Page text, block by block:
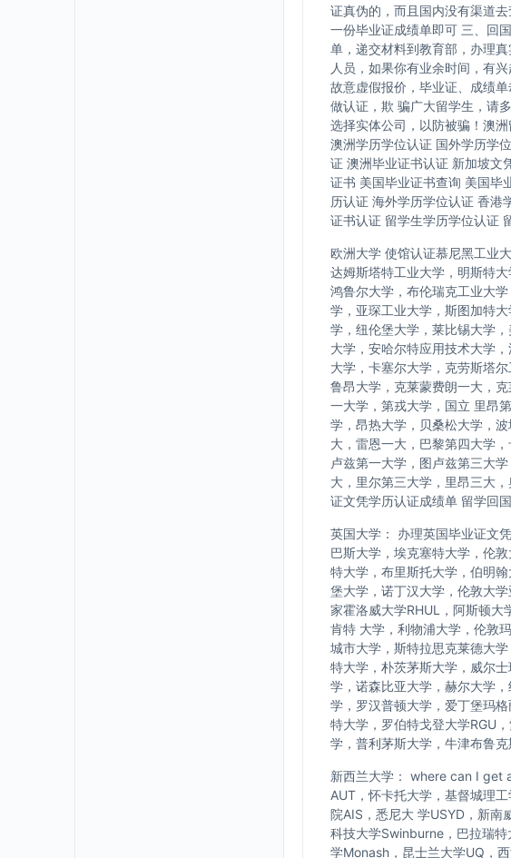
证真伪的，而且国内没有渠道
一份毕业证成绩单即可 三、回
单，递交材料到教育部，办理
人员，如果你有业余时间，有
故意虚假报价，毕业证、成绩
做认证，欺 骗广大留学生，请
选择实体公司，以防被骗！澳
澳洲学历学位认证 国外学历学
证 澳洲毕业证书认证 新加坡文
证书 美国毕业证书查询 美国毕
历认证 海外学历学位认证 香港
证书认证 留学生学历学位认证
欧洲大学 使馆认证慕尼黑工业
达姆斯塔特工业大学，明斯特
鸿鲁尔大学，布伦瑞克工业大
学，亚琛工业大学，斯图加特
学，纽伦堡大学，莱比锡大学
大学，安哈尔特应用技术大学
大学，卡塞尔大学，克劳斯塔
鲁昂大学，克莱蒙费朗一大，
一大学，第戎大学，国立 里昂
学，昂热大学，贝桑松大学，
大，雷恩一大，巴黎第四大学
卢兹第一大学，图卢兹第三大
大，里尔第三大学，里昂三大
证文凭学历认证成绩单 留学回
英国大学： 办理英国毕业证文
巴斯大学，埃克塞特大学，伦
特大学，布里斯托大学，伯明
堡大学，诺丁汉大学，伦敦大
家霍洛威大学RHUL，阿斯顿大
肯特 大学，利物浦大学，伦敦
城市大学，斯特拉思克莱德大
特大学，朴茨茅斯大学，威尔
学，诺森比亚大学，赫尔大学
学，罗汉普顿大学，爱丁堡玛
特大学，罗伯特戈登大学RGU
学，普利茅斯大学，牛津布鲁
新西兰大学： where can I get
AUT，怀卡托大学，基督城理
院AIS，悉尼大 学USYD，新南
科技大学Swinburne，巴拉瑞
学Monash，昆士兰大学UQ，